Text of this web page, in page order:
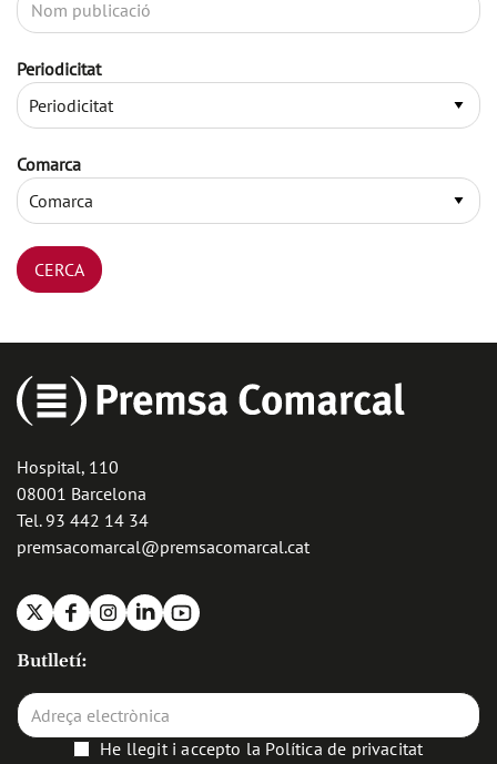
Periodicitat
Comarca
Hospital, 110
08001 Barcelona
Tel. 93 442 14 34
premsacomarcal@premsacomarcal.cat
X FacebookInstagram
LinkedinYoutube
Butlletí:
He llegit i accepto la Política de privacitat